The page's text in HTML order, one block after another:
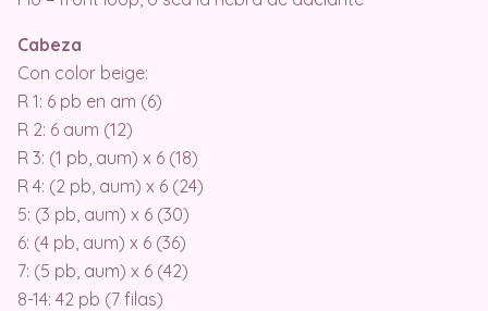
Cabeza
Con color beige:
R 1: 6 pb en am (6)
R 2: 6 aum (12)
R 3: (1 pb, aum) x 6 (18)
R 4: (2 pb, aum) x 6 (24)
5: (3 pb, aum) x 6 (30)
6: (4 pb, aum) x 6 (36)
7: (5 pb, aum) x 6 (42)
8-14: 42 pb (7 filas)